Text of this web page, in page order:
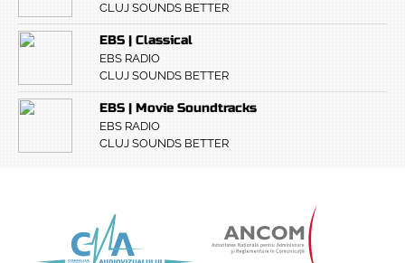
CLUJ SOUNDS BETTER
EBS | Classical
EBS RADIO
CLUJ SOUNDS BETTER
EBS | Movie Soundtracks
EBS RADIO
CLUJ SOUNDS BETTER